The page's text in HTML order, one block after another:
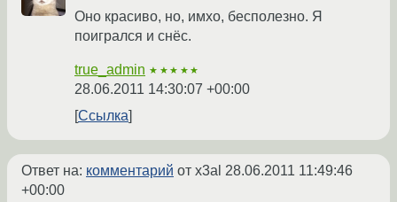
Оно красиво, но, имхо, бесполезно. Я
поигрался и снёс.
true_admin ★★★★★
28.06.2011 14:30:07 +00:00
Ссылка
Ответ на: комментарий от x3al 28.06.2011 11:49:46
+00:00